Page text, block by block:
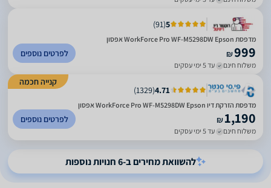
5
(
91
)
מדפסת WorkForce Pro WF-M5298DW‎ Epson אפסון
₪999
משלוח חינם עד 5 ימי עסקים
לפרטים נוספים
קנייה חכמה
4.71
(
1329
)
מדפסת ‏הזרקת דיו WorkForce Pro WF-M5298DW‎ Epson אפסון
₪1,190
משלוח חינם עד 5 ימי עסקים
לפרטים נוספים
להשוואת מחירים ב-6 חנויות נוספות